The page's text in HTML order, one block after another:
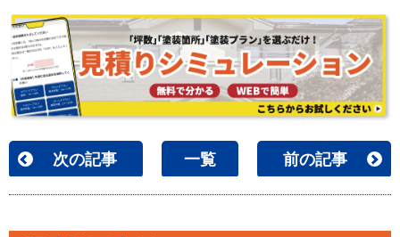
次の記事 一覧 前の記事